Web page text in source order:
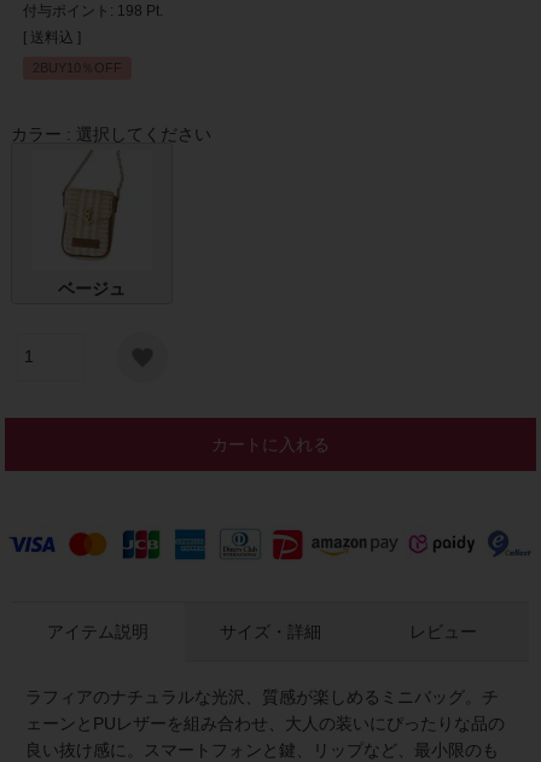
付与ポイント: 198 Pt.
送料込
2BUY10％OFF
カラー 選択してください
ベージュ
カートに入れる
アイテム説明
ラフィアのナチュラルな光沢、質感が楽しめるミニバッグ。チ
ェーンとPUレザーを組み合わせ、大人の装いにぴったりな品の
良い抜け感に。スマートフォンと鍵、リップなど、最小限のも
サイズ・詳細 レビュー